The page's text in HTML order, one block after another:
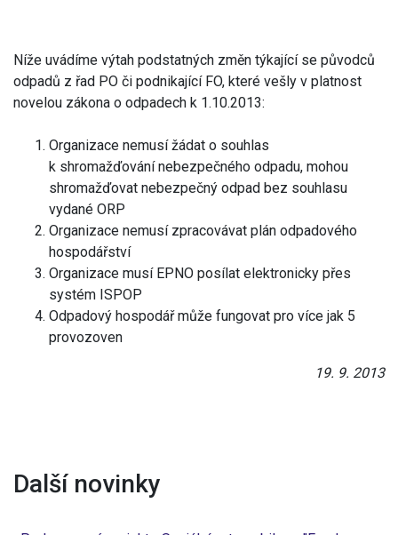
Níže uvádíme výtah podstatných změn týkající se původců
odpadů z řad PO či podnikající FO, které vešly v platnost
novelou zákona o odpadech k 1.10.2013:
Organizace nemusí žádat o souhlas
k shromažďování nebezpečného odpadu, mohou
shromažďovat nebezpečný odpad bez souhlasu
vydané ORP
Organizace nemusí zpracovávat plán odpadového
hospodářství
Organizace musí EPNO posílat elektronicky přes
systém ISPOP
Odpadový hospodář může fungovat pro více jak 5
provozoven
19. 9. 2013
Další novinky